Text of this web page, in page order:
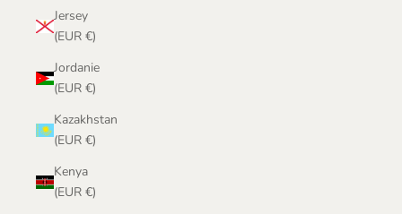
Jersey
(EUR €)
Jordanie
(EUR €)
Kazakhstan
(EUR €)
Kenya
(EUR €)